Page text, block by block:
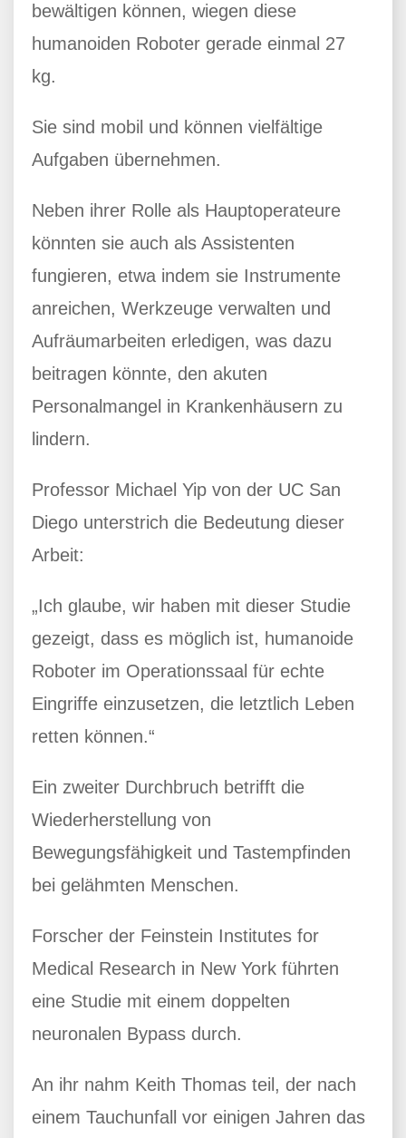
bewältigen können, wiegen diese
humanoiden Roboter gerade einmal 27
kg.
Sie sind mobil und können vielfältige
Aufgaben übernehmen.
Neben ihrer Rolle als Hauptoperateure
könnten sie auch als Assistenten
fungieren, etwa indem sie Instrumente
anreichen, Werkzeuge verwalten und
Aufräumarbeiten erledigen, was dazu
beitragen könnte, den akuten
Personalmangel in Krankenhäusern zu
lindern.
Professor Michael Yip von der UC San
Diego unterstrich die Bedeutung dieser
Arbeit:
„Ich glaube, wir haben mit dieser Studie
gezeigt, dass es möglich ist, humanoide
Roboter im Operationssaal für echte
Eingriffe einzusetzen, die letztlich Leben
retten können.“
Ein zweiter Durchbruch betrifft die
Wiederherstellung von
Bewegungsfähigkeit und Tastempfinden
bei gelähmten Menschen.
Forscher der Feinstein Institutes for
Medical Research in New York führten
eine Studie mit einem doppelten
neuronalen Bypass durch.
An ihr nahm Keith Thomas teil, der nach
einem Tauchunfall vor einigen Jahren das